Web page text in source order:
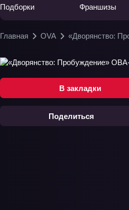
Подборки Франшизы
Главная OVA «Дворянство:
В закладки
Поделиться